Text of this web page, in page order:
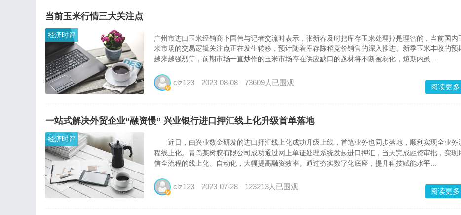
当前玉米行情三大关注点
经济时评
广州市进口玉米经销商卜国伟与记者交流时表示，张新春及时把库存玉米处理掉是理智的，当前国内
米市场的交易逻辑关注点正在发生转移，预计随着库存陈稻竞价销售的深入推进、新季玉米丰收的预
越来越强烈等，前期市场一直炒作的玉米市场存在供应缺口的题材将不断被弱化，短期内虽...
clz123 2023-08-08 73609人已围观
阅读更多
一站式解决外贸企业“融资慢” 兴业银行进口押汇线上化升级首单落地
经济时评
近日，由兴业数金研发的进口押汇线上化成功升级上线，首笔业务也同步落地，顺利实现全业务
程线上化。青岛某树胶有限公司成功通过网上单证处理系统发起进口押汇，当天完成融资审批，实现
信全流程的线上化、自动化，大幅提高融资效率。通过夯实数字化底座，提升科技赋能水平...
clz123 2023-07-28 123213人已围观
阅读更多